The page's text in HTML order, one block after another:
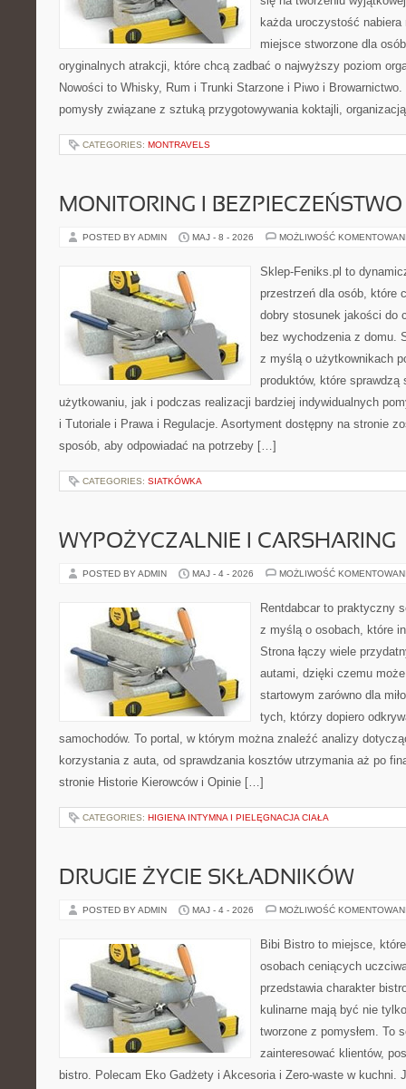
każda uroczystość
miejsce stworzone dla
oryginalnych atrakcji, które chcą zadbać o najwyższy poziom
Nowości to Whisky, Rum i Trunki Starzone i Piwo i
pomysły związane z sztuką przygotowywania koktajli,
CATEGORIES: MONTRAVELS
MONITORING I
POSTED BY ADMIN MAJ - 8 - 2026 MOŻLIWOŚĆ
Sklep-Feniks.pl to
przestrzeń dla osób, które
dobry stosunek jakości do
bez wychodzenia z domu.
z myślą o użytkownikach
produktów, które
użytkowaniu, jak i podczas realizacji bardziej indywidualnych
i Tutoriale i Prawa i Regulacje. Asortyment dostępny na stronie
sposób, aby odpowiadać na potrzeby […]
CATEGORIES: SIATKÓWKA
WYPOŻYCZALNIE I CARSHARING
POSTED BY ADMIN MAJ - 4 - 2026 MOŻLIWOŚĆ
Rentdabcar to praktyczny
z myślą o osobach, które
Strona łączy wiele
autami, dzięki czemu
startowym zarówno dla
tych, którzy dopiero
samochodów. To portal, w którym można znaleźć analizy
korzystania z auta, od sprawdzania kosztów utrzymania aż po
stronie Historie Kierowców i Opinie […]
CATEGORIES: HIGIENA INTYMNA I PIELĘGNACJA CIAŁA
DRUGIE ŻYCIE SKŁADNIKÓW
POSTED BY ADMIN MAJ - 4 - 2026 MOŻLIWOŚĆ
Bibi Bistro to miejsce,
osobach ceniących
przedstawia charakter
kulinarne mają być nie
tworzone z pomysłem. To
zainteresować klientów,
bistro. Polecam Eko Gadżety i Akcesoria i Zero-waste w kuchni.